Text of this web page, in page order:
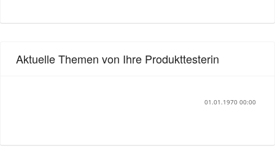
Aktuelle Themen von Ihre Produkttesterin
01.01.1970 00:00